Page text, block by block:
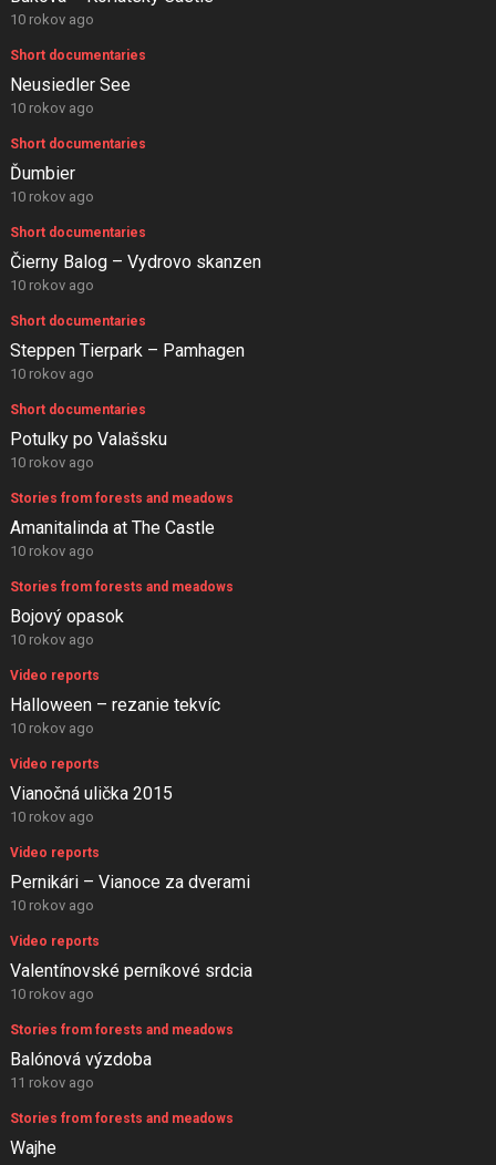
10 rokov ago
Short documentaries
Neusiedler See
10 rokov ago
Short documentaries
Ďumbier
10 rokov ago
Short documentaries
Čierny Balog – Vydrovo skanzen
10 rokov ago
Short documentaries
Steppen Tierpark – Pamhagen
10 rokov ago
Short documentaries
Potulky po Valašsku
10 rokov ago
Stories from forests and meadows
Amanitalinda at The Castle
10 rokov ago
Stories from forests and meadows
Bojový opasok
10 rokov ago
Video reports
Halloween – rezanie tekvíc
10 rokov ago
Video reports
Vianočná ulička 2015
10 rokov ago
Video reports
Pernikári – Vianoce za dverami
10 rokov ago
Video reports
Valentínovské perníkové srdcia
10 rokov ago
Stories from forests and meadows
Balónová výzdoba
11 rokov ago
Stories from forests and meadows
Wajhe